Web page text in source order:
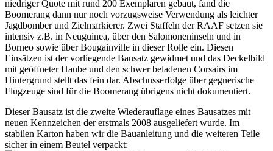
niedriger Quote mit rund 200 Exemplaren gebaut, fand die
Boomerang dann nur noch vorzugsweise Verwendung als leichter
Jagdbomber und Zielmarkierer. Zwei Staffeln der RAAF setzen sie
intensiv z.B. in Neuguinea, über den Salomoneninseln und in
Borneo sowie über Bougainville in dieser Rolle ein. Diesen
Einsätzen ist der vorliegende Bausatz gewidmet und das Deckelbild
mit geöffneter Haube und den schwer beladenen Corsairs im
Hintergrund stellt das fein dar. Abschusserfolge über gegnerische
Flugzeuge sind für die Boomerang übrigens nicht dokumentiert.
Dieser Bausatz ist die zweite Wiederauflage eines Bausatzes mit
neuen Kennzeichen der erstmals 2008 ausgeliefert wurde. Im
stabilen Karton haben wir die Bauanleitung und die weiteren Teile
sicher in einem Beutel verpackt: